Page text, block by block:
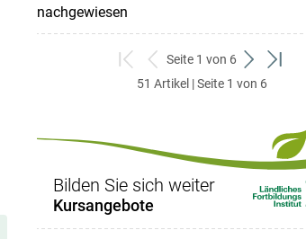
nachgewiesen
zum
ersten
zurück
zum
Seite 1 von 6
weiter
zum
zum
51 Artikel | Seite 1 von 6
Bilden Sie sich weiter
Kursangebote